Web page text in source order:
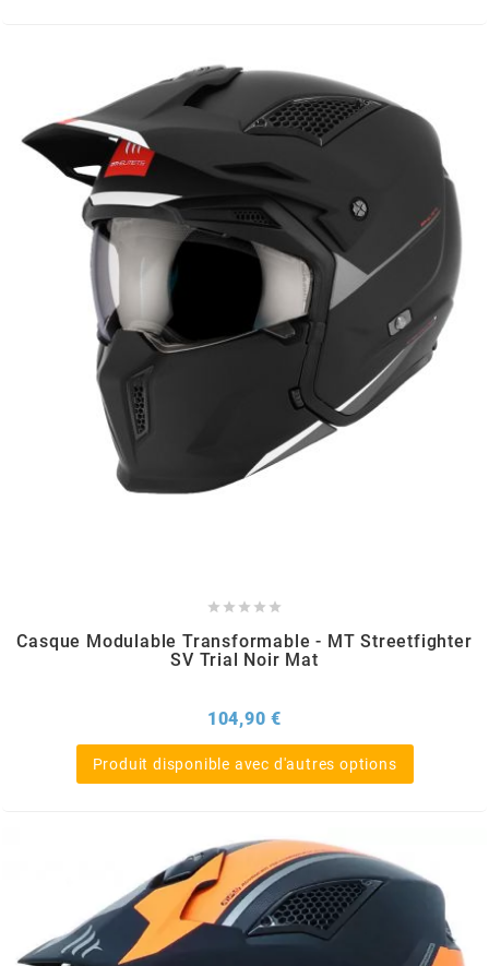
DUNLOP
EASYBOOST
ELRING
FDM
FLÖSSER
    
Casque Modulable Transformable - MT Streetfighter
SV Trial Noir Mat
104,90 €
Produit disponible avec d'autres options